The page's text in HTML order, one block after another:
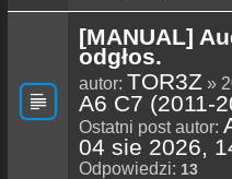
[MANUAL]
odgłos.
autor: TOR3Z »
A6 C7 (2011-
Ostatni post autor:
04 sie 2026,
Odpowiedzi: 13